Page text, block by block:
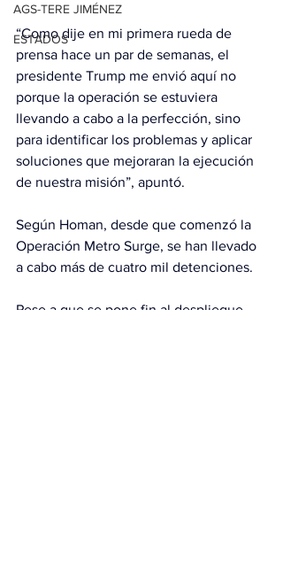
AGS-TERE JIMÉNEZ
ESTADOS
“Como dije en mi primera rueda de
prensa hace un par de semanas, el
presidente Trump me envió aquí no
porque la operación se estuviera
llevando a cabo a la perfección, sino
para identificar los problemas y aplicar
soluciones que mejoraran la ejecución
de nuestra misión”, apuntó.
Según Homan, desde que comenzó la
Operación Metro Surge, se han llevado
a cabo más de cuatro mil detenciones.
Pese a que se pone fin al despliegue